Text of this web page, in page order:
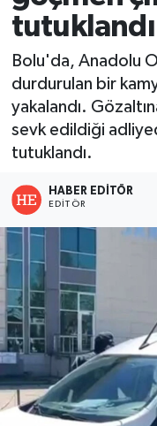
tutuklandı
Bolu'da, Anadolu
durdurulan bir
yakalandı.
sevk edildiği
tutuklandı.
HABER EDITÖR
EDITÖR